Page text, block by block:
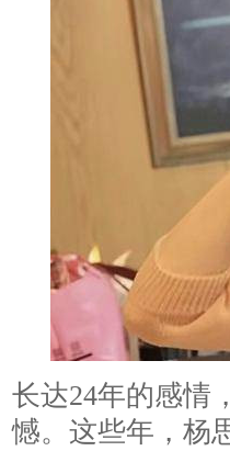
长达24年的感情
憾。这些年，杨